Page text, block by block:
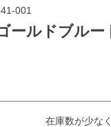
001
ールドブルー
在庫数が少な